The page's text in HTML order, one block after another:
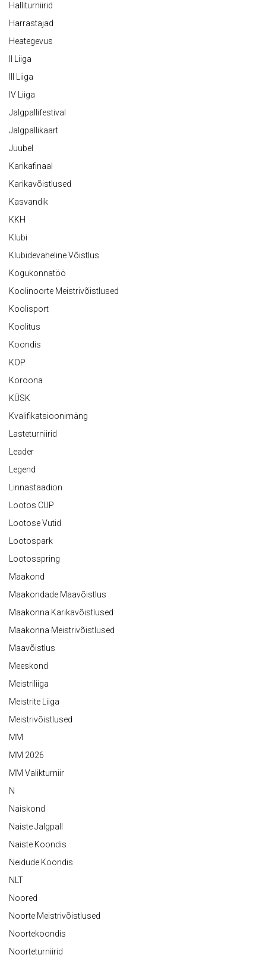
Halliturniirid
Harrastajad
Heategevus
II Liiga
III Liiga
IV Liiga
Jalgpallifestival
Jalgpallikaart
Juubel
Karikafinaal
Karikavõistlused
Kasvandik
KKH
Klubi
Klubidevaheline Võistlus
Kogukonnatöö
Koolinoorte Meistrivõistlused
Koolisport
Koolitus
Koondis
KOP
Koroona
KÜSK
Kvalifikatsioonimäng
Lasteturniirid
Leader
Legend
Linnastaadion
Lootos CUP
Lootose Vutid
Lootospark
Lootosspring
Maakond
Maakondade Maavõistlus
Maakonna Karikavõistlused
Maakonna Meistrivõistlused
Maavõistlus
Meeskond
Meistriliiga
Meistrite Liiga
Meistrivõistlused
MM
MM 2026
MM Valikturniir
N
Naiskond
Naiste Jalgpall
Naiste Koondis
Neidude Koondis
NLT
Noored
Noorte Meistrivõistlused
Noortekoondis
Noorteturniirid